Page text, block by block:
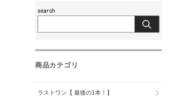
商品カテゴリ
ラストワン【 最後の1本！】